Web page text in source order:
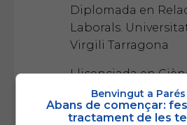
Diplomada en
Laborals.
Virgili Tarragona
Llicenciada en
Treball. Universitat
Catalunya.
Benvingut a
Abans de començar:
tractament de les